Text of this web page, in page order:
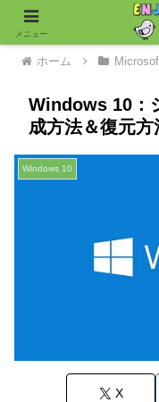
ホーム
Windows 10：
成方法＆復元方
Windows 10
X
メニュー